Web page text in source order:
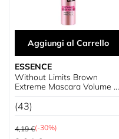
Aggiungi al Carrello
ESSENCE
Without Limits Brown
Extreme Mascara Volume e
Allungamento
(43)
Prezzo predefinito
4,19 €(-30%)